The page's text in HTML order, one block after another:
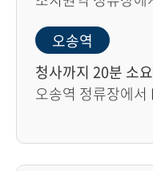
오송역
청사까지 20분 소요
오송역 정류장에